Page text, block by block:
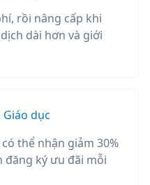
rồi nâng cấp khi
dài hơn và giới
Giáo dục
thể nhận giảm 30%
đăng ký ưu đãi mỗi